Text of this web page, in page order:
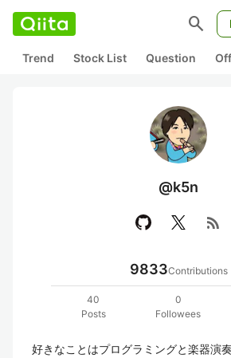
search
Trend Stock List Question
@k5n
rss_feed
9833Contributions
40
Posts
0
Followees
好きなことはプログラミングと楽器演